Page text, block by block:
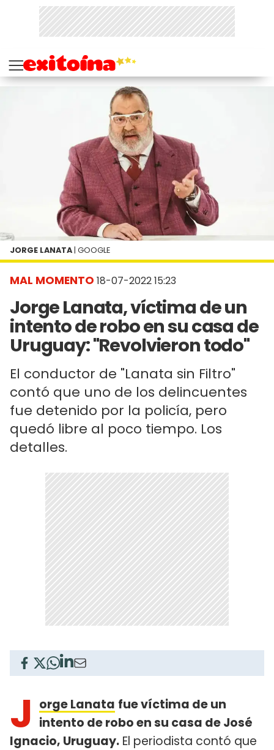
MAL MOMENTO 18-07-2022 15:23
Jorge Lanata, víctima de un
intento de robo en su casa de
Uruguay: "Revolvieron todo"
El conductor de "Lanata sin Filtro"
contó que uno de los delincuentes
fue detenido por la policía, pero
quedó libre al poco tiempo. Los
detalles.
JORGE LANATA | GOOGLE
J orge Lanata fue víctima de un
intento de robo en su casa de José
Ignacio, Uruguay. El periodista contó que